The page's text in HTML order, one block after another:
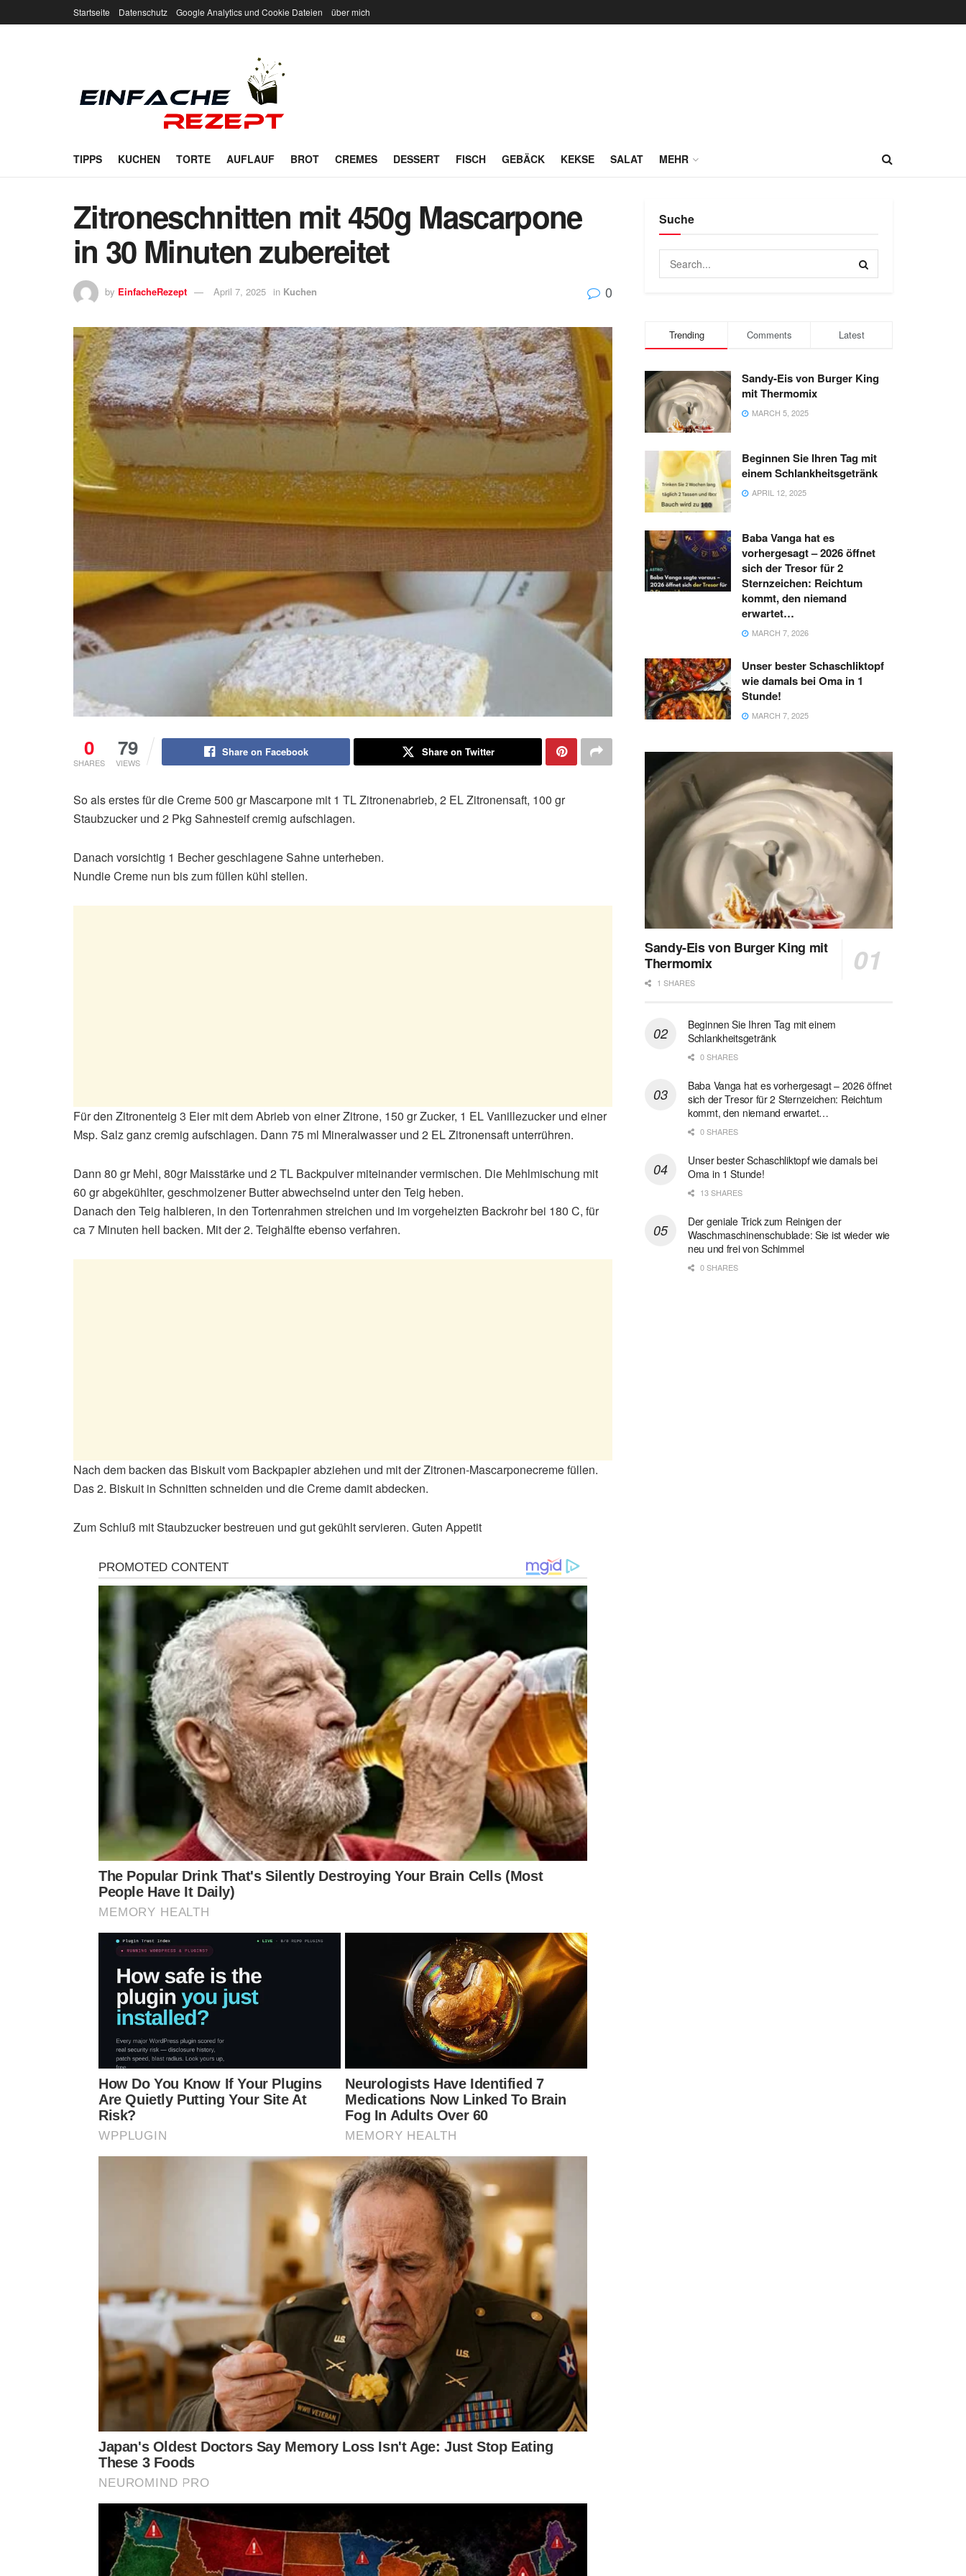
Startseite Datenschutz Google Analytics und Cookie Dateien über mich
TIPPS KUCHEN TORTE AUFLAUF BROT CREMES DESSERT FISCH GEBÄCK KEKSE SALAT MEHR
Zitroneschnitten mit 450g Mascarpone
in 30 Minuten zubereitet
by EinfacheRezept April 7, 2025 in Kuchen 0
0
SHARES
79
VIEWS
Share on Facebook Share on Twitter
So als erstes für die Creme 500 gr Mascarpone mit 1 TL Zitronenabrieb, 2 EL Zitronensaft, 100 gr
Staubzucker und 2 Pkg Sahnesteif cremig aufschlagen.
Danach vorsichtig 1 Becher geschlagene Sahne unterheben.
Nundie Creme nun bis zum füllen kühl stellen.
Für den Zitronenteig 3 Eier mit dem Abrieb von einer Zitrone, 150 gr Zucker, 1 EL Vanillezucker und einer
Msp. Salz ganz cremig aufschlagen. Dann 75 ml Mineralwasser und 2 EL Zitronensaft unterrühren.
Dann 80 gr Mehl, 80gr Maisstärke und 2 TL Backpulver miteinander vermischen. Die Mehlmischung mit
60 gr abgekühlter, geschmolzener Butter abwechselnd unter den Teig heben.
Danach den Teig halbieren, in den Tortenrahmen streichen und im vorgeheizten Backrohr bei 180 C, für
ca 7 Minuten hell backen. Mit der 2. Teighälfte ebenso verfahren.
Nach dem backen das Biskuit vom Backpapier abziehen und mit der Zitronen-Mascarponecreme füllen.
Das 2. Biskuit in Schnitten schneiden und die Creme damit abdecken.
Zum Schluß mit Staubzucker bestreuen und gut gekühlt servieren. Guten Appetit
Suche
Trending Comments Latest
Sandy-Eis von Burger King
mit Thermomix
MARCH 5, 2025
Beginnen Sie Ihren Tag mit
einem Schlankheitsgetränk
APRIL 12, 2025
Baba Vanga hat es
vorhergesagt – 2026 öffnet
sich der Tresor für 2
Sternzeichen: Reichtum
kommt, den niemand
erwartet…
MARCH 7, 2026
Unser bester Schaschliktopf
wie damals bei Oma in 1
Stunde!
MARCH 7, 2025
Sandy-Eis von Burger King mit
Thermomix
1 SHARES
Beginnen Sie Ihren Tag mit einem
Schlankheitsgetränk
0 SHARES
Baba Vanga hat es vorhergesagt – 2026 öffnet
sich der Tresor für 2 Sternzeichen: Reichtum
kommt, den niemand erwartet…
0 SHARES
Unser bester Schaschliktopf wie damals bei
Oma in 1 Stunde!
13 SHARES
Der geniale Trick zum Reinigen der
Waschmaschinenschublade: Sie ist wieder wie
neu und frei von Schimmel
0 SHARES